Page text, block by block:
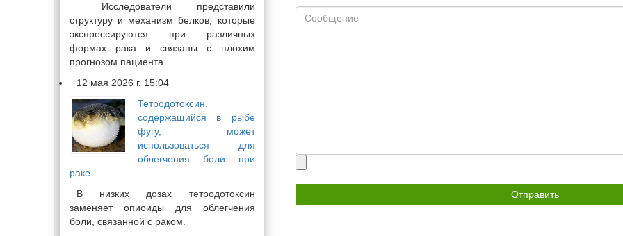
Исследователи представили
структуру и механизм белков, которые
экспрессируются при различных
формах рака и связаны с плохим
прогнозом пациента.
12 мая 2026 г. 15:04
Тетродотоксин,
содержащийся в рыбе
фугу, может
использоваться для
облегчения боли при
раке
В низких дозах тетродотоксин
заменяет опиоиды для облегчения
боли, связанной с раком.
Сообщение